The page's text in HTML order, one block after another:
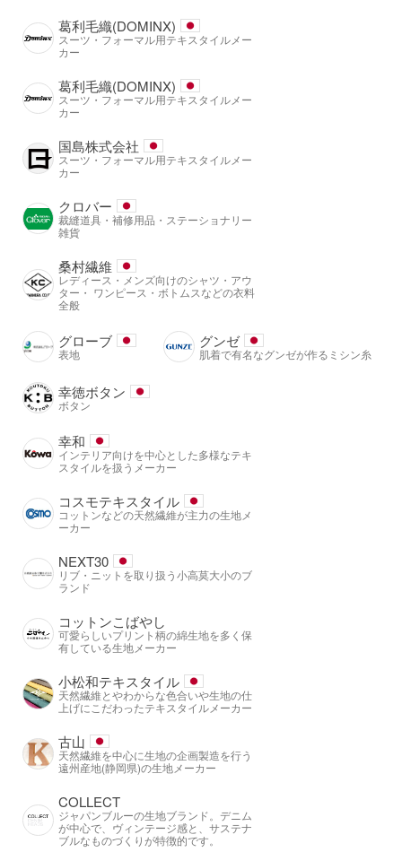
葛利毛織(DOMINX)
スーツ・フォーマル用テキスタイルメー
カー
葛利毛織(DOMINX)
スーツ・フォーマル用テキスタイルメー
カー
国島株式会社
スーツ・フォーマル用テキスタイルメー
カー
クロバー
裁縫道具・補修用品・ステーショナリー
雑貨
桑村繊維
レディース・メンズ向けのシャツ・アウ
ター・ ワンピース・ボトムスなどの衣料
全般
グローブ
表地
グンゼ
肌着で有名なグンゼが作るミシン糸
幸徳ボタン
ボタン
幸和
インテリア向けを中心とした多様なテキ
スタイルを扱うメーカー
コスモテキスタイル
コットンなどの天然繊維が主力の生地メ
ーカー
NEXT30
リブ・ニットを取り扱う小高莫大小のブ
ランド
コットンこばやし
可愛らしいプリント柄の綿生地を多く保
有している生地メーカー
小松和テキスタイル
天然繊維とやわからな色合いや生地の仕
上げにこだわったテキスタイルメーカー
古山
天然繊維を中心に生地の企画製造を行う
遠州産地(静岡県)の生地メーカー
COLLECT
ジャパンブルーの生地ブランド。デニム
が中心で、ヴィンテージ感と、サステナ
ブルなものづくりが特徴的です。